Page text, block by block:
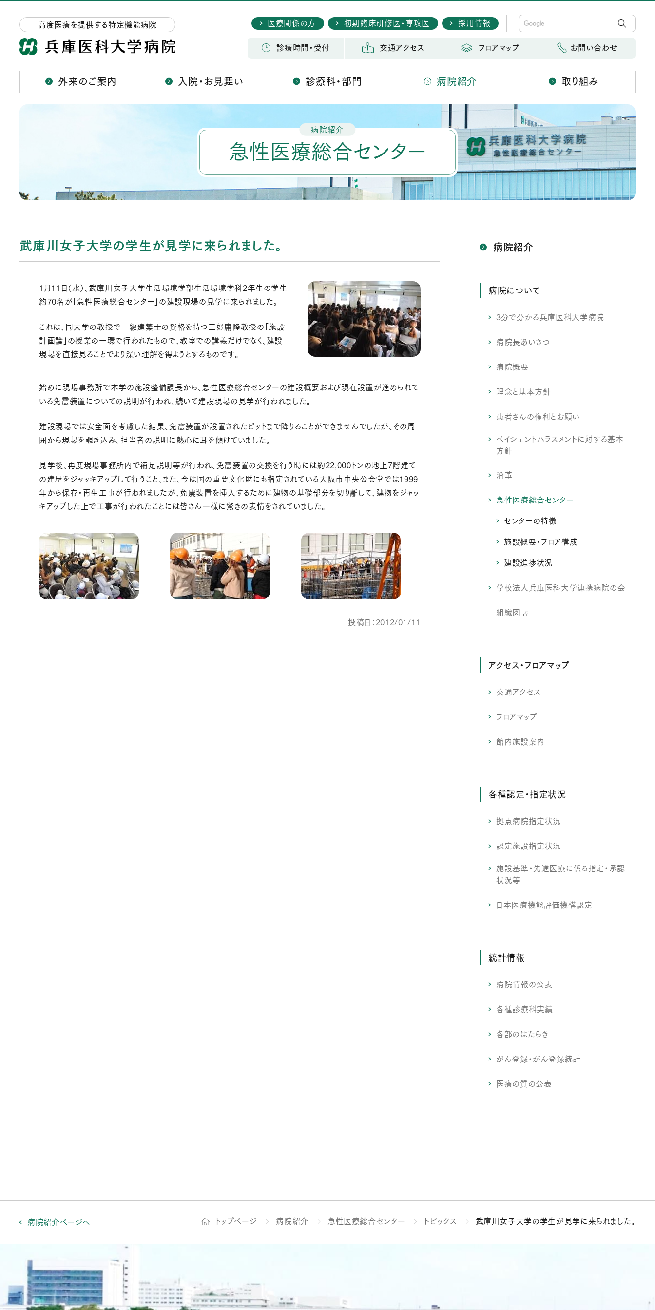
高度医療を提供する特定機能病院 医療関係の方 初期臨床研修医・専攻医 採用情報
検 索
診療時間・受付 交通アクセス フロアマップ お問い合わせ
外来のご案内 入院・お見舞い 診療科・部門 病院紹介 取り組み
病院紹介
急性医療総合センター
武庫川女子大学の学生が見学に来られました。
1月11日（水）、武庫川女子大学生活環境学部生活環境学科2年生の学生
約70名が「急性医療総合センター」の建設現場の見学に来られました。
これは、同大学の教授で一級建築士の資格を持つ三好庸隆教授の「施設
計画論」の授業の一環で行われたもので、教室での講義だけでなく、建設
現場を直接見ることでより深い理解を得ようとするものです。
始めに現場事務所で本学の施設整備課長から、急性医療総合センターの建設概要および現在設置が進められて
いる免震装置についての説明が行われ、続いて建設現場の見学が行われました。
建設現場では安全面を考慮した結果、免震装置が設置されたピットまで降りることができませんでしたが、その周
囲から現場を覗き込み、担当者の説明に熱心に耳を傾けていました。
見学後、再度現場事務所内で補足説明等が行われ、免震装置の交換を行う時には約22,000トンの地上7階建て
の建屋をジャッキアップして行うこと、また、今は国の重要文化財にも指定されている大阪市中央公会堂では1999
年から保存・再生工事が行われましたが、免震装置を挿入するために建物の基礎部分を切り離して、建物をジャッ
キアップした上で工事が行われたことには皆さん一様に驚きの表情をされていました。
投稿日：2012/01/11
病院紹介
病院について
3分で分かる兵庫医科大学病院
病院長あいさつ
病院概要
理念と基本方針
患者さんの権利とお願い
ペイシェントハラスメントに対する基本
方針
沿革
急性医療総合センター
センターの特徴
施設概要・フロア構成
建設進捗状況
学校法人兵庫医科大学連携病院の会
組織図
アクセス・フロアマップ
交通アクセス
フロアマップ
館内施設案内
各種認定・指定状況
拠点病院指定状況
認定施設指定状況
施設基準・先進医療に係る指定・承認
状況等
日本医療機能評価機構認定
統計情報
病院情報の公表
各種診療科実績
各部のはたらき
がん登録・がん登録統計
医療の質の公表
病院紹介ページへ トップページ 病院紹介 急性医療総合センター トピックス 武庫川女子大学の学生が見学に来られました。